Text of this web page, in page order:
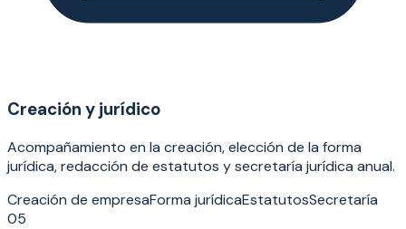
Creación y jurídico
Acompañamiento en la creación, elección de la forma
jurídica, redacción de estatutos y secretaría jurídica anual.
Creación de empresaForma jurídicaEstatutosSecretaría
05